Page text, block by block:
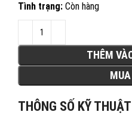
Tình trạng: Còn hàng
THÊM
THÔNG SỐ KỸ THUẬT